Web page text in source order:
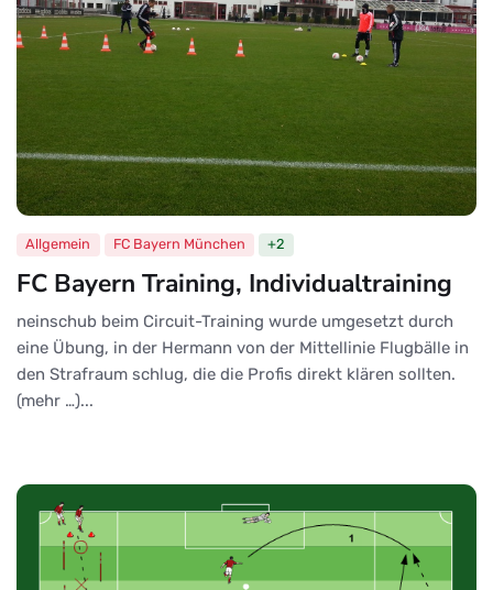
FC Bayern Training, Individualtraining
neinschub beim Circuit-Training wurde umgesetzt durch
eine Übung, in der Hermann von der Mittellinie Flugbälle in
den Strafraum schlug, die die Profis direkt klären sollten.
(mehr …)...
Allgemein FC Bayern München +2